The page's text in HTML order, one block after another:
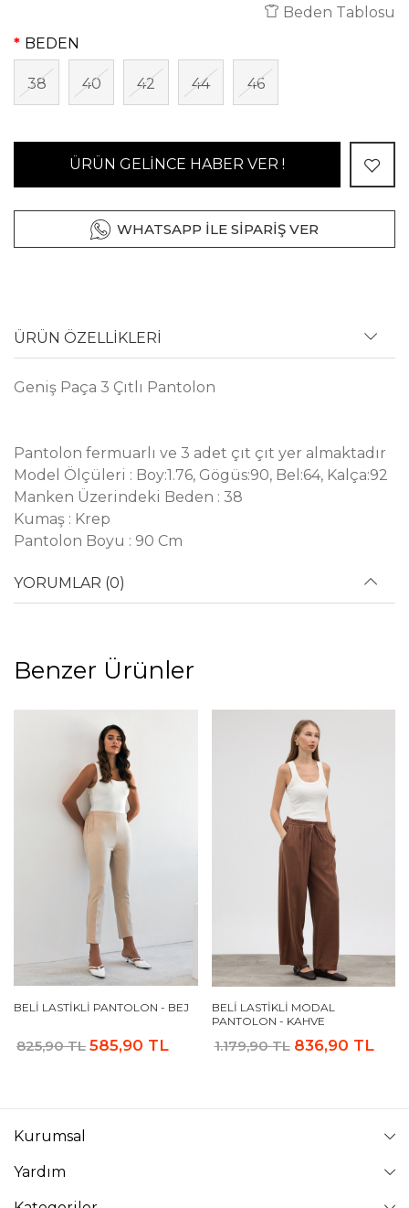
Beden Tablosu
BEDEN
38 40 42 44 46
ÜRÜN GELİNCE HABER VER !
WHATSAPP İLE SİPARİŞ VER
ÜRÜN ÖZELLİKLERİ
Geniş Paça 3 Çıtlı Pantolon
Pantolon fermuarlı ve 3 adet çıt çıt yer almaktadır
Model Ölçüleri : Boy:1.76, Gögüs:90, Bel:64, Kalça:92
Manken Üzerindeki Beden : 38
Kumaş : Krep
Pantolon Boyu : 90 Cm
YORUMLAR (0)
Benzer Ürünler
BELI LASTIKLI PANTOLON - BEJ
825,90 TL 585,90 TL
BELI LASTIKLI MODAL
PANTOLON - KAHVE
1.179,90 TL 836,90 TL
Kurumsal
Yardım